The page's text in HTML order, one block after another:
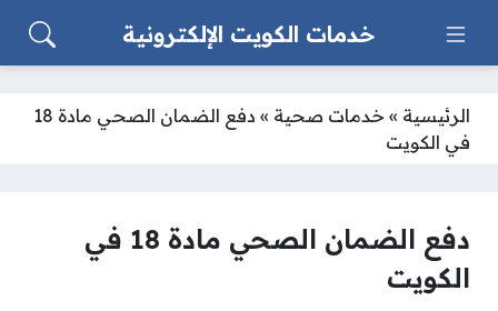
خدمات الكويت الإلكترونية
الرئيسية » خدمات صحية »
دفع الضمان الصحي مادة 18
في الكويت
دفع الضمان الصحي مادة 18 في
الكويت